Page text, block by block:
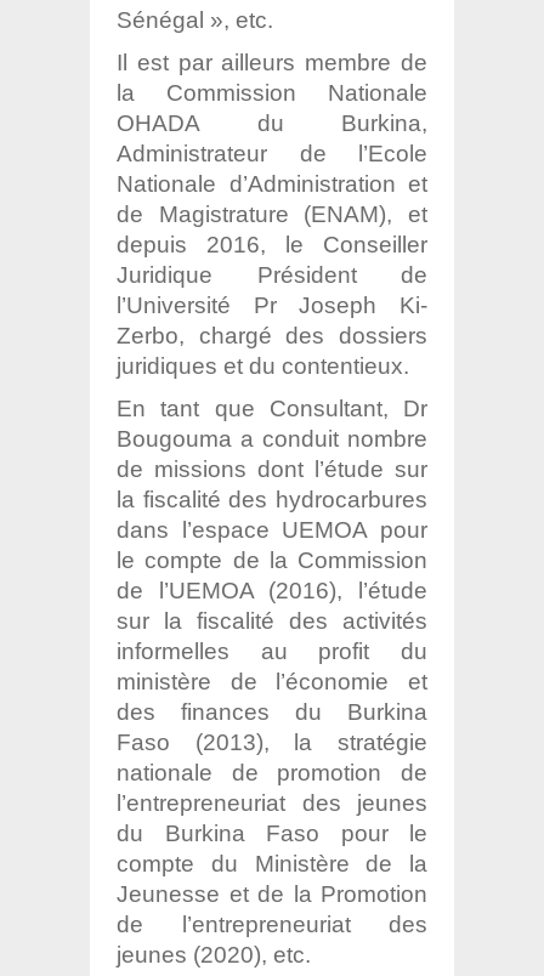
Sénégal », etc.
Il est par ailleurs membre de
la Commission Nationale
OHADA du Burkina,
Administrateur de l’Ecole
Nationale d’Administration et
de Magistrature (ENAM), et
depuis 2016, le Conseiller
Juridique Président de
l’Université Pr Joseph Ki-
Zerbo, chargé des dossiers
juridiques et du contentieux.
En tant que Consultant, Dr
Bougouma a conduit nombre
de missions dont l’étude sur
la fiscalité des hydrocarbures
dans l’espace UEMOA pour
le compte de la Commission
de l’UEMOA (2016), l’étude
sur la fiscalité des activités
informelles au profit du
ministère de l’économie et
des finances du Burkina
Faso (2013), la stratégie
nationale de promotion de
l’entrepreneuriat des jeunes
du Burkina Faso pour le
compte du Ministère de la
Jeunesse et de la Promotion
de l’entrepreneuriat des
jeunes (2020), etc.